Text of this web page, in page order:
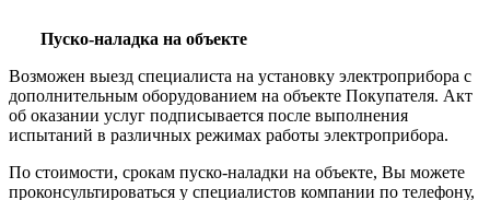
Пуско-наладка на объекте
Возможен выезд специалиста на установку электроприбора с
дополнительным оборудованием на объекте Покупателя. Акт
об оказании услуг подписывается после выполнения
испытаний в различных режимах работы электроприбора.
По стоимости, срокам пуско-наладки на объекте, Вы можете
проконсультироваться у специалистов компании по телефону,